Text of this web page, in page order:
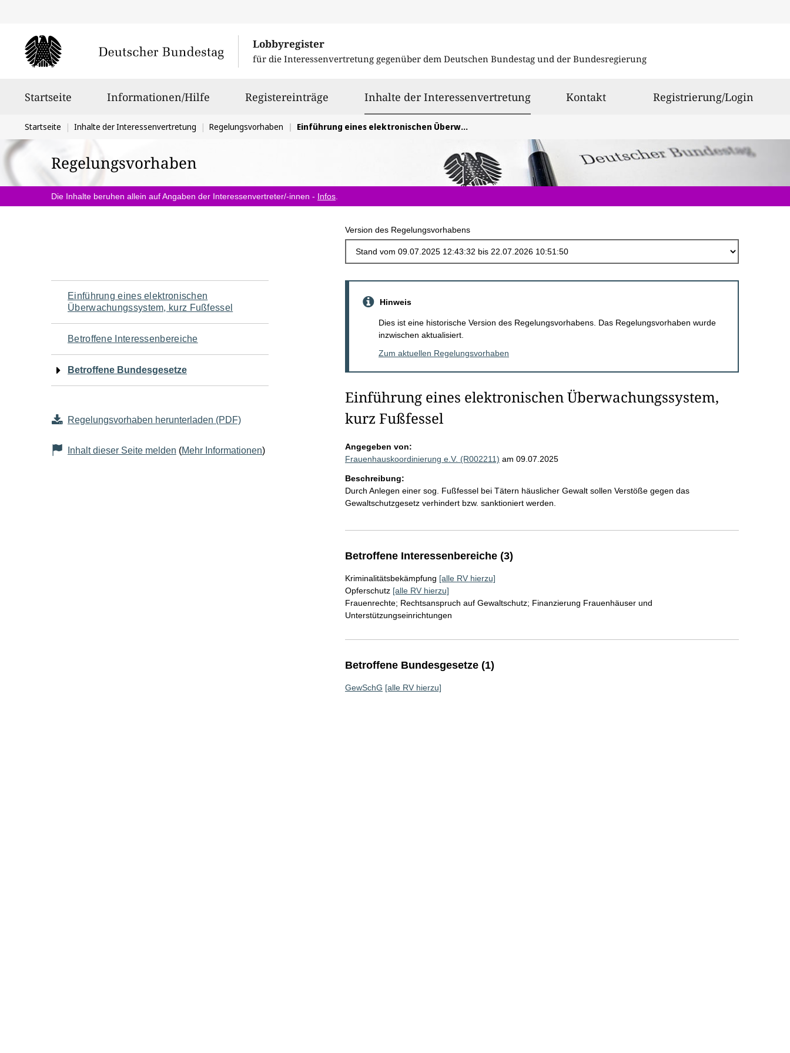
Lobbyregister
für die Interessenvertretung gegenüber dem Deutschen Bundestag und der Bundesregierung
Startseite Informationen/Hilfe Registereinträge Inhalte der Interessenvertretungausgewählt
Kontakt Registrierung/Login
Sie
befinden
sich
hier:
Startseite Inhalte der Interessenvertretung Regelungsvorhaben Einführung eines elektronischen Überwachungssystem, kurz Fußfessel
Regelungsvorhaben
Die Inhalte beruhen allein auf Angaben der Interessenvertreter/-innen - Infos
Version des Regelungsvorhabens
Navigation
für
den
Seiteninhalt
Einführung eines elektronischen
Überwachungssystem, kurz Fußfessel
Betroffene Interessenbereiche
Betroffene Bundesgesetze
Regelungsvorhaben herunterladen (PDF)
Inhalt dieser Seite melden (Mehr Informationen)
Hinweis
Dies ist eine historische Version des Regelungsvorhabens. Das Regelungsvorhaben wurde
inzwischen aktualisiert.
Zum aktuellen Regelungsvorhaben
Einführung eines elektronischen Überwachungssystem,
kurz Fußfessel
Angegeben von:
Frauenhauskoordinierung e.V. (R002211) am 09.07.2025
Beschreibung:
Durch Anlegen einer sog. Fußfessel bei Tätern häuslicher Gewalt sollen Verstöße gegen das
Gewaltschutzgesetz verhindert bzw. sanktioniert werden.
Betroffene Interessenbereiche (3)
Kriminalitätsbekämpfung [alle RV hierzu]
Opferschutz [alle RV hierzu]
Frauenrechte; Rechtsanspruch auf Gewaltschutz; Finanzierung Frauenhäuser und
Unterstützungseinrichtungen
Betroffene Bundesgesetze (1)
GewSchG [alle RV hierzu]